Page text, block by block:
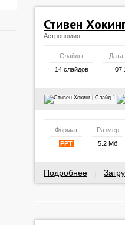
Стивен
Астрономия
Слайды
Дата
14 слайдов
Формат
Размер
PPT
5.2 Мб
Подробнее